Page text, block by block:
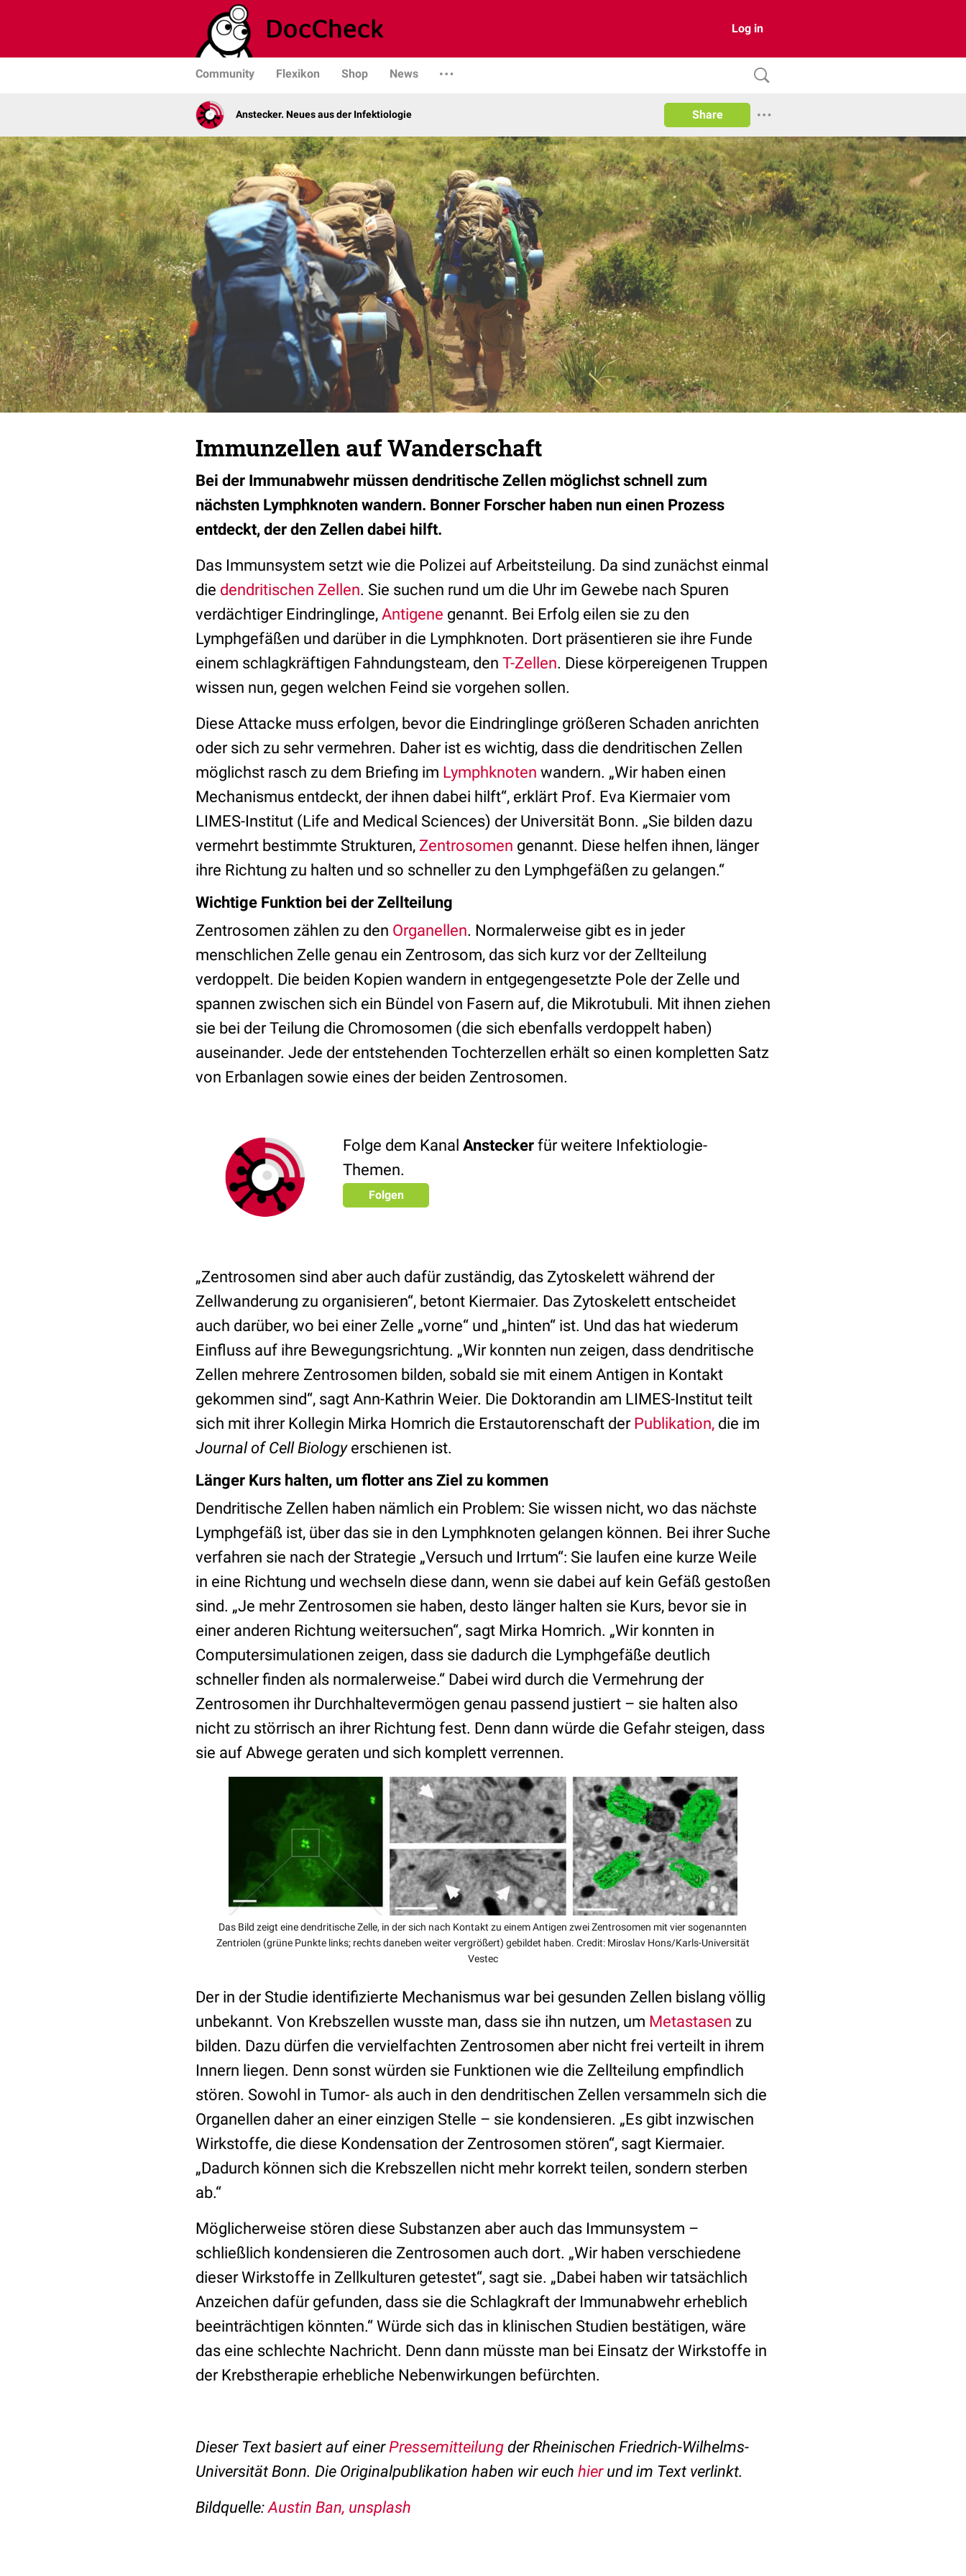
Log in
Community Flexikon Shop News
Anstecker. Neues aus der Infektiologie Share
Immunzellen auf Wanderschaft
Bei der Immunabwehr müssen dendritische Zellen möglichst schnell zum
nächsten Lymphknoten wandern. Bonner Forscher haben nun einen Prozess
entdeckt, der den Zellen dabei hilft.
Das Immunsystem setzt wie die Polizei auf Arbeitsteilung. Da sind zunächst einmal
die dendritischen Zellen. Sie suchen rund um die Uhr im Gewebe nach Spuren
verdächtiger Eindringlinge, Antigene genannt. Bei Erfolg eilen sie zu den
Lymphgefäßen und darüber in die Lymphknoten. Dort präsentieren sie ihre Funde
einem schlagkräftigen Fahndungsteam, den T-Zellen. Diese körpereigenen Truppen
wissen nun, gegen welchen Feind sie vorgehen sollen.
Diese Attacke muss erfolgen, bevor die Eindringlinge größeren Schaden anrichten
oder sich zu sehr vermehren. Daher ist es wichtig, dass die dendritischen Zellen
möglichst rasch zu dem Briefing im Lymphknoten wandern. „Wir haben einen
Mechanismus entdeckt, der ihnen dabei hilft“, erklärt Prof. Eva Kiermaier vom
LIMES-Institut (Life and Medical Sciences) der Universität Bonn. „Sie bilden dazu
vermehrt bestimmte Strukturen, Zentrosomen genannt. Diese helfen ihnen, länger
ihre Richtung zu halten und so schneller zu den Lymphgefäßen zu gelangen.“
Wichtige Funktion bei der Zellteilung
Zentrosomen zählen zu den Organellen. Normalerweise gibt es in jeder
menschlichen Zelle genau ein Zentrosom, das sich kurz vor der Zellteilung
verdoppelt. Die beiden Kopien wandern in entgegengesetzte Pole der Zelle und
spannen zwischen sich ein Bündel von Fasern auf, die Mikrotubuli. Mit ihnen ziehen
sie bei der Teilung die Chromosomen (die sich ebenfalls verdoppelt haben)
auseinander. Jede der entstehenden Tochterzellen erhält so einen kompletten Satz
von Erbanlagen sowie eines der beiden Zentrosomen.
Folge dem Kanal Anstecker für weitere Infektiologie-
Themen.
Folgen
„Zentrosomen sind aber auch dafür zuständig, das Zytoskelett während der
Zellwanderung zu organisieren“, betont Kiermaier. Das Zytoskelett entscheidet
auch darüber, wo bei einer Zelle „vorne“ und „hinten“ ist. Und das hat wiederum
Einfluss auf ihre Bewegungsrichtung. „Wir konnten nun zeigen, dass dendritische
Zellen mehrere Zentrosomen bilden, sobald sie mit einem Antigen in Kontakt
gekommen sind“, sagt Ann-Kathrin Weier. Die Doktorandin am LIMES-Institut teilt
sich mit ihrer Kollegin Mirka Homrich die Erstautorenschaft der Publikation, die im
Journal of Cell Biology erschienen ist.
Länger Kurs halten, um flotter ans Ziel zu kommen
Dendritische Zellen haben nämlich ein Problem: Sie wissen nicht, wo das nächste
Lymphgefäß ist, über das sie in den Lymphknoten gelangen können. Bei ihrer Suche
verfahren sie nach der Strategie „Versuch und Irrtum“: Sie laufen eine kurze Weile
in eine Richtung und wechseln diese dann, wenn sie dabei auf kein Gefäß gestoßen
sind. „Je mehr Zentrosomen sie haben, desto länger halten sie Kurs, bevor sie in
einer anderen Richtung weitersuchen“, sagt Mirka Homrich. „Wir konnten in
Computersimulationen zeigen, dass sie dadurch die Lymphgefäße deutlich
schneller finden als normalerweise.“ Dabei wird durch die Vermehrung der
Zentrosomen ihr Durchhaltevermögen genau passend justiert – sie halten also
nicht zu störrisch an ihrer Richtung fest. Denn dann würde die Gefahr steigen, dass
sie auf Abwege geraten und sich komplett verrennen.
Das Bild zeigt eine dendritische Zelle, in der sich nach Kontakt zu einem Antigen zwei Zentrosomen mit vier sogenannten
Zentriolen (grüne Punkte links; rechts daneben weiter vergrößert) gebildet haben. Credit: Miroslav Hons/Karls-Universität
Vestec
Der in der Studie identifizierte Mechanismus war bei gesunden Zellen bislang völlig
unbekannt. Von Krebszellen wusste man, dass sie ihn nutzen, um Metastasen zu
bilden. Dazu dürfen die vervielfachten Zentrosomen aber nicht frei verteilt in ihrem
Innern liegen. Denn sonst würden sie Funktionen wie die Zellteilung empfindlich
stören. Sowohl in Tumor- als auch in den dendritischen Zellen versammeln sich die
Organellen daher an einer einzigen Stelle – sie kondensieren. „Es gibt inzwischen
Wirkstoffe, die diese Kondensation der Zentrosomen stören“, sagt Kiermaier.
„Dadurch können sich die Krebszellen nicht mehr korrekt teilen, sondern sterben
ab.“
Möglicherweise stören diese Substanzen aber auch das Immunsystem –
schließlich kondensieren die Zentrosomen auch dort. „Wir haben verschiedene
dieser Wirkstoffe in Zellkulturen getestet“, sagt sie. „Dabei haben wir tatsächlich
Anzeichen dafür gefunden, dass sie die Schlagkraft der Immunabwehr erheblich
beeinträchtigen könnten.“ Würde sich das in klinischen Studien bestätigen, wäre
das eine schlechte Nachricht. Denn dann müsste man bei Einsatz der Wirkstoffe in
der Krebstherapie erhebliche Nebenwirkungen befürchten.
Dieser Text basiert auf einerPressemitteilung der Rheinischen Friedrich-Wilhelms-
Universität Bonn. Die Originalpublikation haben wir euch hierund im Text verlinkt.
Bildquelle:Austin Ban, unsplash